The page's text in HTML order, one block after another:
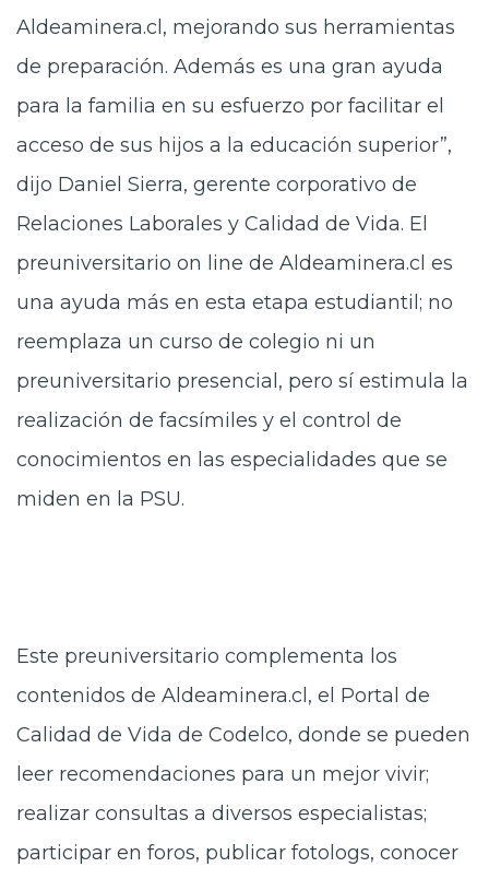
Aldeaminera.cl, mejorando sus herramientas
de preparación. Además es una gran ayuda
para la familia en su esfuerzo por facilitar el
acceso de sus hijos a la educación superior”,
dijo Daniel Sierra, gerente corporativo de
Relaciones Laborales y Calidad de Vida. El
preuniversitario on line de Aldeaminera.cl es
una ayuda más en esta etapa estudiantil; no
reemplaza un curso de colegio ni un
preuniversitario presencial, pero sí estimula la
realización de facsímiles y el control de
conocimientos en las especialidades que se
miden en la PSU.
Este preuniversitario complementa los
contenidos de Aldeaminera.cl, el Portal de
Calidad de Vida de Codelco, donde se pueden
leer recomendaciones para un mejor vivir;
realizar consultas a diversos especialistas;
participar en foros, publicar fotologs, conocer